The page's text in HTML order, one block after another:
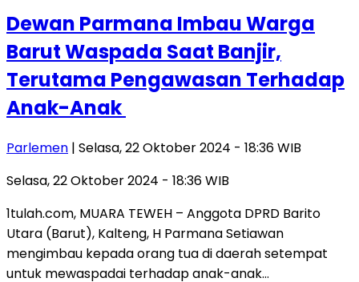
Dewan Parmana Imbau Warga
Barut Waspada Saat Banjir,
Terutama Pengawasan Terhadap
Anak-Anak
Parlemen | Selasa, 22 Oktober 2024 - 18:36 WIB
Selasa, 22 Oktober 2024 - 18:36 WIB
1tulah.com, MUARA TEWEH – Anggota DPRD Barito
Utara (Barut), Kalteng, H Parmana Setiawan
mengimbau kepada orang tua di daerah setempat
untuk mewaspadai terhadap anak-anak…